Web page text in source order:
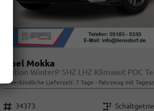
Opel Mokka
Edition WinterP SHZ LHZ Klimaaut PDC
unverbindliche Lieferzeit: 7 Tage Fahrzeug mit
Fahrzeugnr. 34373 Getriebe